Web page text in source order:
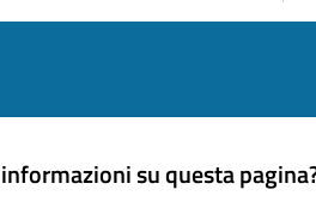
su questa